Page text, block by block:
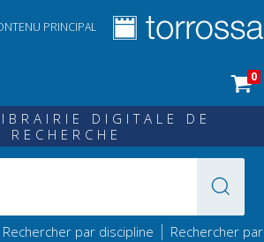
PRINCIPAL
0
DIGITALE DE
RECHERCHE
Rechercher par discipline | Rechercher par